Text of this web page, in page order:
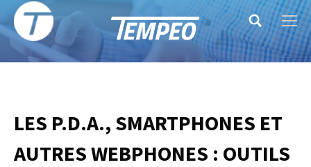
Search:
LES P.D.A., SMARTPHONES ET
AUTRES WEBPHONES : OUTILS